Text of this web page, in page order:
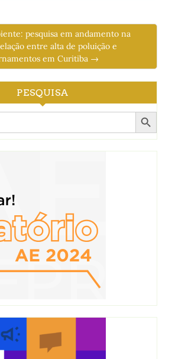
pesquisa em andamento na
entre alta de poluição e
em Curitiba →
PESQUISA
Search Button